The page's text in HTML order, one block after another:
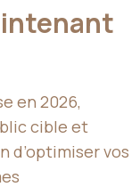
en 2026,
cible et
d’optimiser vos